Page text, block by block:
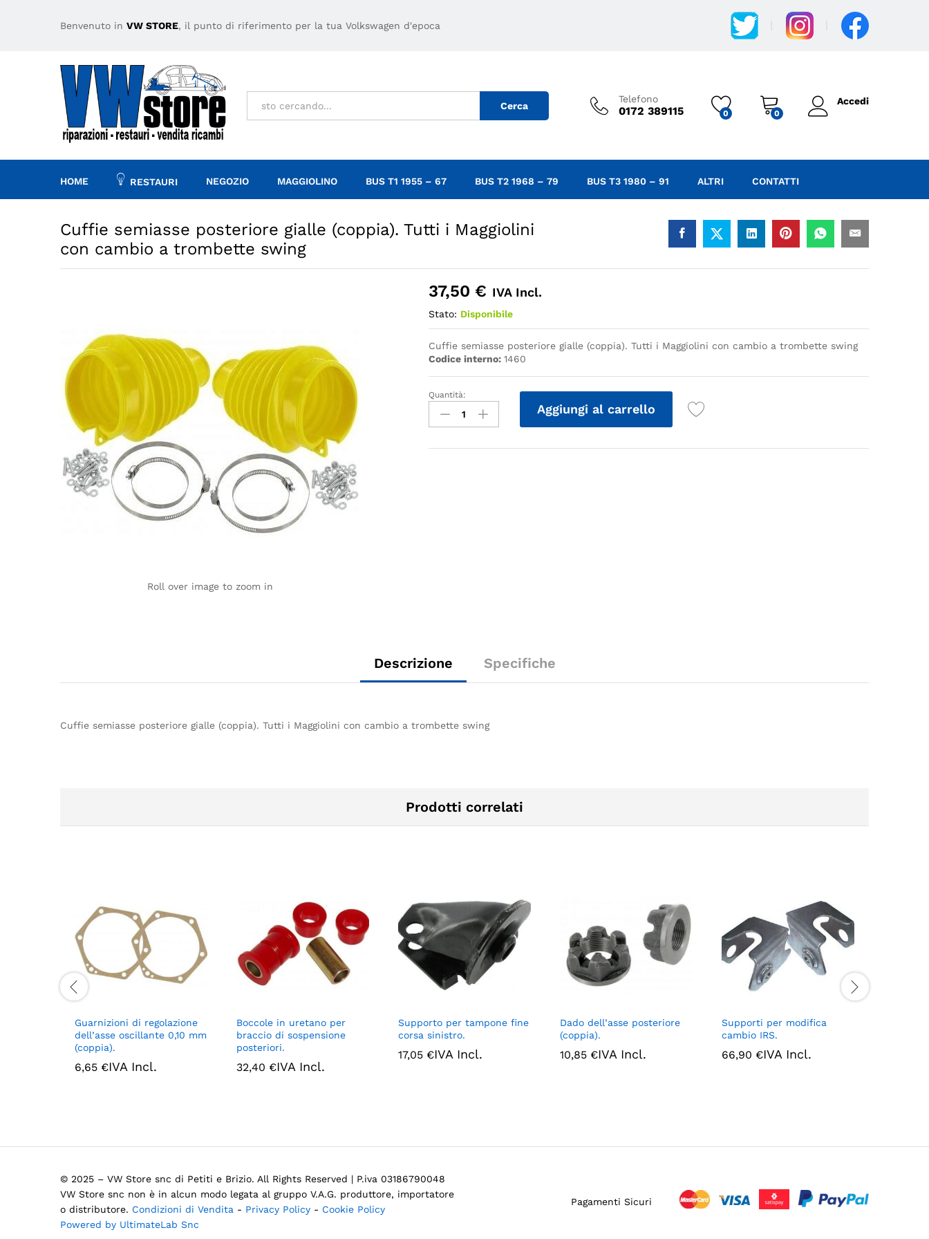
Benvenuto in VW STORE, il punto di riferimento per la tua Volkswagen d'epoca
Tutto Cerca
Telefono
0172 389115 0 0
Accedi
HOME RESTAURI NEGOZIO MAGGIOLINO BUS T1 1955 – 67 BUS T2 1968 – 79 BUS T3 1980 – 91 ALTRI CONTATTI
Cuffie semiasse posteriore gialle (coppia). Tutti i Maggiolini
con cambio a trombette swing
Roll over image to zoom in
37,50 € IVA Incl.
Stato: Disponibile
Cuffie semiasse posteriore gialle (coppia). Tutti i Maggiolini con cambio a trombette swing
Codice interno:1460
Quantità
Quantità:
Aggiungi al carrello
Descrizione Specifiche
Cuffie semiasse posteriore gialle (coppia). Tutti i Maggiolini con cambio a trombette swing
Prodotti correlati
Guarnizioni di regolazione
dell’asse oscillante 0,10 mm
(coppia).
6,65 €IVA Incl.
Boccole in uretano per
braccio di sospensione
posteriori.
32,40 €IVA Incl.
Supporto per tampone fine
corsa sinistro.
17,05 €IVA Incl.
Dado dell’asse posteriore
(coppia).
10,85 €IVA Incl.
Supporti per modifica
cambio IRS.
66,90 €IVA Incl.
© 2025 – VW Store snc di Petiti e Brizio. All Rights Reserved | P.iva 03186790048
VW Store snc non è in alcun modo legata al gruppo V.A.G. produttore, importatore
o distributore. Condizioni di Vendita - Privacy Policy - Cookie Policy
Powered by UltimateLab Snc
Pagamenti Sicuri
Descrizione Specifiche
Aggiungi al carrello